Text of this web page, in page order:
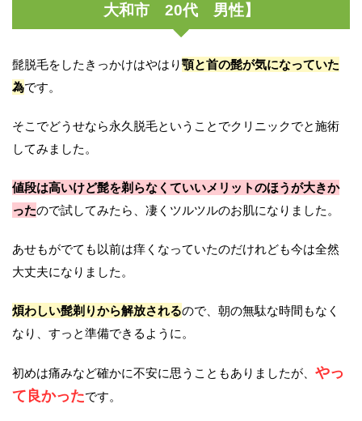
大和市 20代 男性】
髭脱毛をしたきっかけはやはり顎と首の髭が気になっていた
為です。
そこでどうせなら永久脱毛ということでクリニックでと施術
してみました。
値段は高いけど髭を剃らなくていいメリットのほうが大きか
ったので試してみたら、凄くツルツルのお肌になりました。
あせもがでても以前は痒くなっていたのだけれども今は全然
大丈夫になりました。
煩わしい髭剃りから解放されるので、朝の無駄な時間もなく
なり、すっと準備できるように。
初めは痛みなど確かに不安に思うこともありましたが、 やっ
て良かったです。